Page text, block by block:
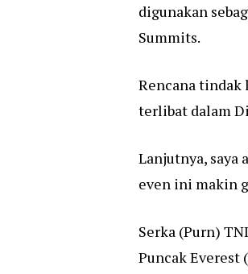
digunakan
Summits.
Rencana tindak
terlibat dalam
Lanjutnya, saya
even ini makin
Serka (Purn)
Puncak Everest